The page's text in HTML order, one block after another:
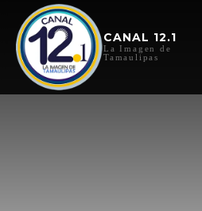
CANAL 12.1
La Imagen de
Tamaulipas